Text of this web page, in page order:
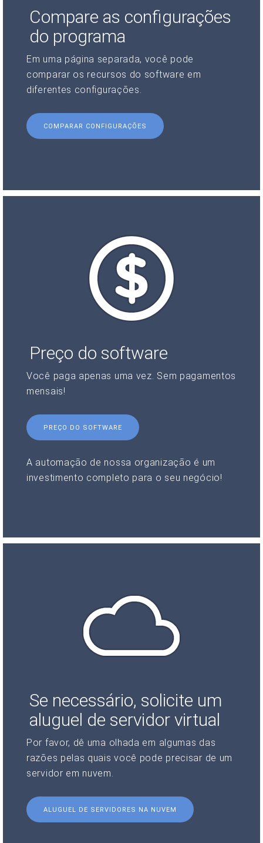
Compare as configurações
do programa
Em uma página separada, você pode
comparar os recursos do software em
diferentes configurações.
COMPARAR CONFIGURAÇÕES
Preço do software
Você paga apenas uma vez. Sem pagamentos
mensais!
PREÇO DO SOFTWARE
A automação de nossa organização é um
investimento completo para o seu negócio!
Se necessário, solicite um
aluguel de servidor virtual
Por favor, dê uma olhada em algumas das
razões pelas quais você pode precisar de um
servidor em nuvem.
ALUGUEL DE SERVIDORES NA NUVEM